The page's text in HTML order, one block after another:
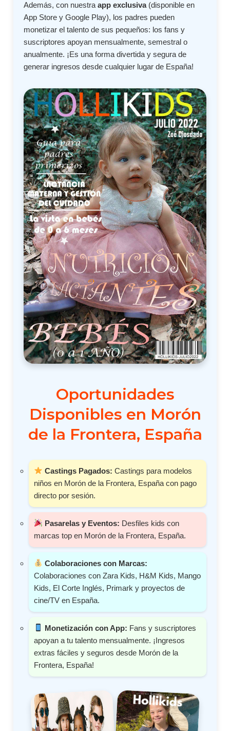
Además, con nuestraapp exclusiva(disponible en
App Store y Google Play), los padres pueden
monetizar el talento de sus pequeños: los fans y
suscriptores apoyan mensualmente, semestral o
anualmente. ¡Es una forma divertida y segura de
generar ingresos desde cualquier lugar de España!
Oportunidades
Disponibles en Morón
de la Frontera, España
Castings Pagados: Castings para modelos
niños en Morón de la Frontera, España con pago
directo por sesión.
Pasarelas y Eventos: Desfiles kids con
marcas top en Morón de la Frontera, España.
Colaboraciones con Marcas:
Colaboraciones con Zara Kids, H&M Kids, Mango
Kids, El Corte Inglés, Primark y proyectos de
cine/TV en España.
Monetización con App: Fans y suscriptores
apoyan a tu talento mensualmente. ¡Ingresos
extras fáciles y seguros desde Morón de la
Frontera, España!